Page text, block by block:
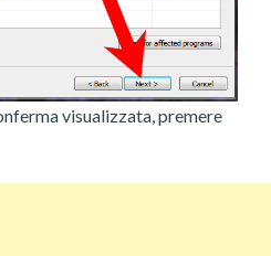
visualizzata, premere